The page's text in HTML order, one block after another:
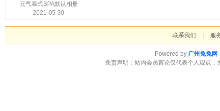
元气泰式SPA默认相册
2021-05-30
联系我们 服
Powered by 广州兔兔网
免责声明：站内会员言论仅代表个人观点